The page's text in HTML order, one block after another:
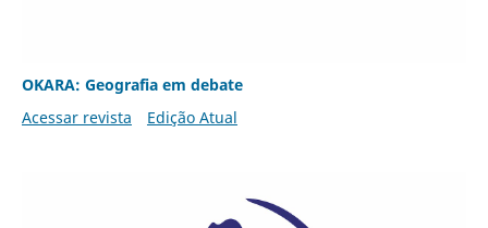
OKARA: Geografia em debate
Acessar revista
Edição Atual